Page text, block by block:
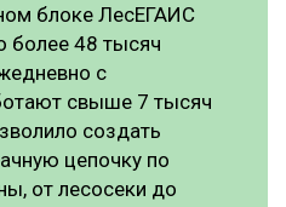
блоке ЛесЕГАИС
более 48 тысяч
с
свыше 7 тысяч
создать
цепочку по
от лесосеки до